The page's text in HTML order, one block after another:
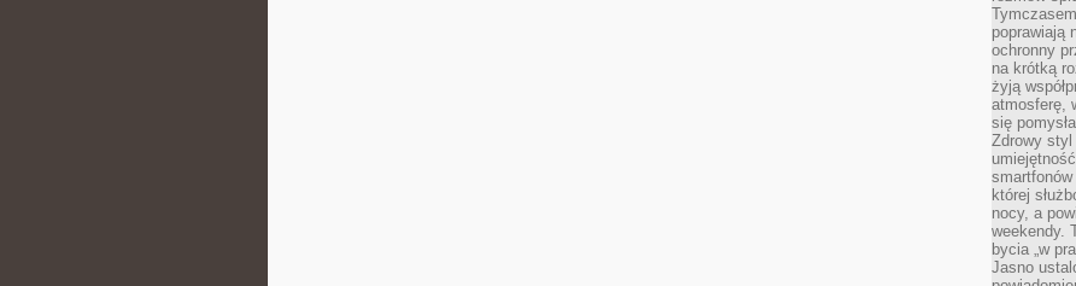
poprawiają
ochronny
na krótką
żyją
atmosferę,
się
Zdrowy styl
której
nocy, a
weekendy.
bycia „w
Jasno